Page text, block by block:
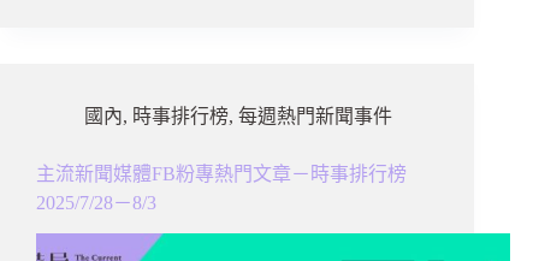
國內, 時事排行榜, 每週熱門新聞事件
主流新聞媒體FB粉專熱門文章－時事排行榜
2025/7/28－8/3